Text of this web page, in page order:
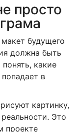
просто
будущего
должна быть
какие
в
картинку,
Это
проекте